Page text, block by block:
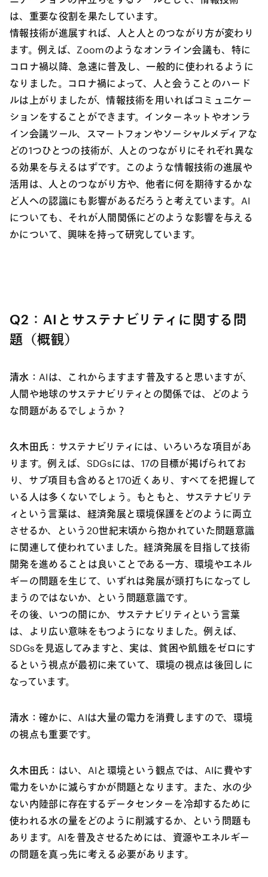
は、重要な役割を果たしています。
情報技術が進展すれば、人と人とのつながり方が変わり
ます。例えば、Zoomのようなオンライン会議も、特に
コロナ禍以降、急速に普及し、一般的に使われるように
なりました。コロナ禍によって、人と会うことのハード
ルは上がりましたが、情報技術を用いればコミュニケー
ションをすることができます。インターネットやオンラ
イン会議ツール、スマートフォンやソーシャルメディアな
どの1つひとつの技術が、人とのつながりにそれぞれ異な
る効果を与えるはずです。このような情報技術の進展や
活用は、人とのつながり方や、他者に何を期待するかな
ど人への認識にも影響があるだろうと考えています。AI
についても、それが人間関係にどのような影響を与える
かについて、興味を持って研究しています。
Q2：AIとサステナビリティに関する問
題（概観）
清水： AIは、これからますます普及すると思いますが、
人間や地球のサステナビリティとの関係では、どのよう
な問題があるでしょうか？
久木田氏： サステナビリティには、いろいろな項目があ
ります。例えば、SDGsには、17の目標が掲げられてお
り、サブ項目も含めると170近くあり、すべてを把握して
いる人は多くないでしょう。もともと、サステナビリテ
ィという言葉は、経済発展と環境保護をどのように両立
させるか、という20世紀末頃から抱かれていた問題意識
に関連して使われていました。経済発展を目指して技術
開発を進めることは良いことである一方、環境やエネル
ギーの問題を生じて、いずれは発展が頭打ちになってし
まうのではないか、という問題意識です。
その後、いつの間にか、サステナビリティという言葉
は、より広い意味をもつようになりました。例えば、
SDGsを見返してみますと、実は、貧困や飢餓をゼロにす
るという視点が最初に来ていて、環境の視点は後回しに
なっています。
清水： 確かに、AIは大量の電力を消費しますので、環境
の視点も重要です。
久木田氏： はい、AIと環境という観点では、AIに費やす
電力をいかに減らすかが問題となります。また、水の少
ない内陸部に存在するデータセンターを冷却するために
使われる水の量をどのように削減するか、という問題も
あります。AIを普及させるためには、資源やエネルギー
の問題を真っ先に考える必要があります。